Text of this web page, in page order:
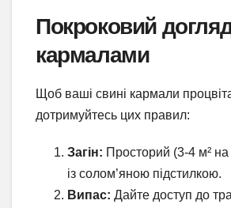
Покроковий
кармалами
Щоб ваші свині кармали
дотримуйтесь цих правил:
Загін: Просторий (3-4 м²
із солом’яною підстилкою.
Випас: Дайте доступ до